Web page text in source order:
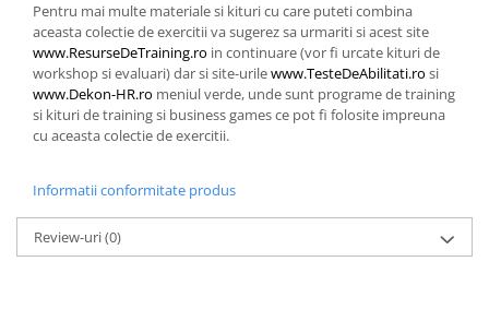
Persoane / Grupuri (daca sunteti
trainer / evaluator / coach )
Coach / Trainer / Evaluatori / HR-i /
Manageri / Psihologi (Kituri /
Cursuri /Colectii de Exercitii
pentru Traineri, Coach, HR-i,
Dvs. pentru Dezvoltarea Carierei /
Pregatire Avansare /Angajare
MILITARE, INTELLIGENCE, CONTRA-
TERORISM, CIVILE, ANTI-DROG,
JURIDICE, DE DEZVOLTARE
Cursuri de dezvoltare
COMPETENTE si ABILITATI
Pentru mai multe materiale si kituri cu care puteti combina
aceasta colectie de exercitii va sugerez sa urmariti si acest site
www.ResurseDeTraining.ro in continuare (vor fi urcate kituri de
workshop si evaluari) dar si site-urilewww.TesteDeAbilitati.ro si
www.Dekon-HR.ro meniul verde, unde sunt programe de training
si kituri de training si business games ce pot fi folosite impreuna
cu aceasta colectie de exercitii.
Informatii conformitate produs
Review-uri(0)